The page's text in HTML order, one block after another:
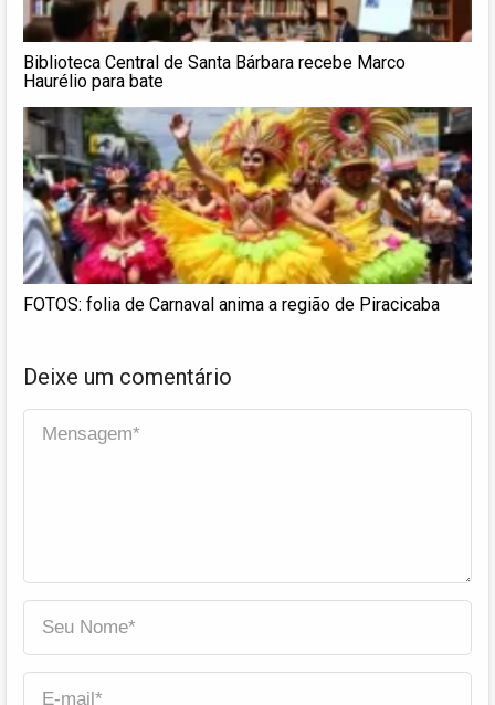
Biblioteca Central de Santa Bárbara recebe Marco
Haurélio para bate
FOTOS: folia de Carnaval anima a região de Piracicaba
Deixe um comentário